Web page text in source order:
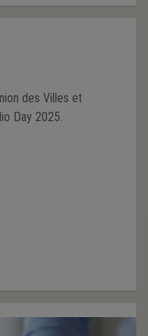
des Villes et
Day 2025.